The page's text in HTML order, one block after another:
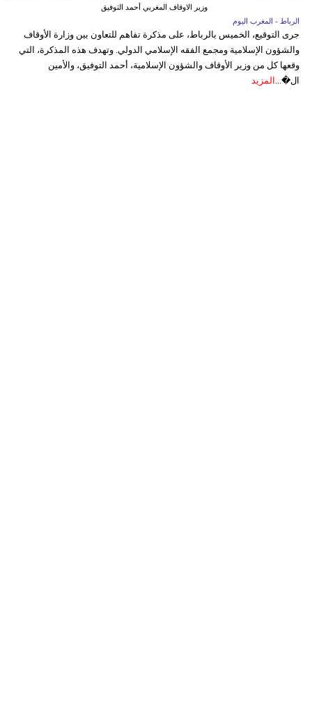
وزير الاوقاف المغربي أحمد التوفيق
الرباط - المغرب اليوم
جرى التوقيع، الخميس بالرباط، على مذكرة تفاهم للتعاون بين وزارة الأوقاف
والشؤون الإسلامية ومجمع الفقه الإسلامي الدولي. وتهدف هذه المذكرة، التي
وقعها كل من وزير الأوقاف والشؤون الإسلامية، أحمد التوفيق، والأمين
ال�... المزيد